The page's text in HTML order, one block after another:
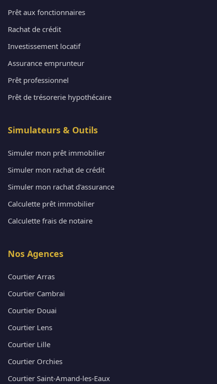
Prêt aux fonctionnaires
Rachat de crédit
Investissement locatif
Assurance emprunteur
Prêt professionnel
Prêt de trésorerie hypothécaire
Simulateurs & Outils
Simuler mon prêt immobilier
Simuler mon rachat de crédit
Simuler mon rachat d'assurance
Calculette prêt immobilier
Calculette frais de notaire
Nos Agences
Courtier Arras
Courtier Cambrai
Courtier Douai
Courtier Lens
Courtier Lille
Courtier Orchies
Courtier Saint-Amand-les-Eaux